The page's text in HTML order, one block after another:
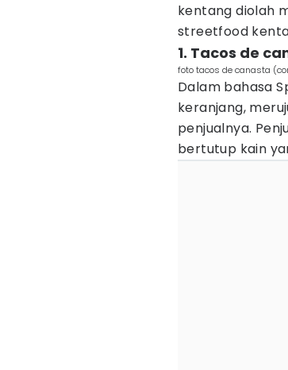
kentang diolah
streetfood
1. Tacos de
foto tacos de canasta
Dalam bahasa
keranjang,
penjualnya.
bertutup kain